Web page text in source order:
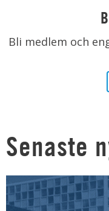
Bli medlem och
Senaste